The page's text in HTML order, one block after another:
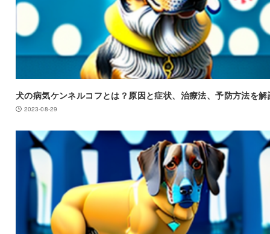
犬の病気ケンネルコフとは？原因と症状、治療法、予防方法を解
2023-08-29